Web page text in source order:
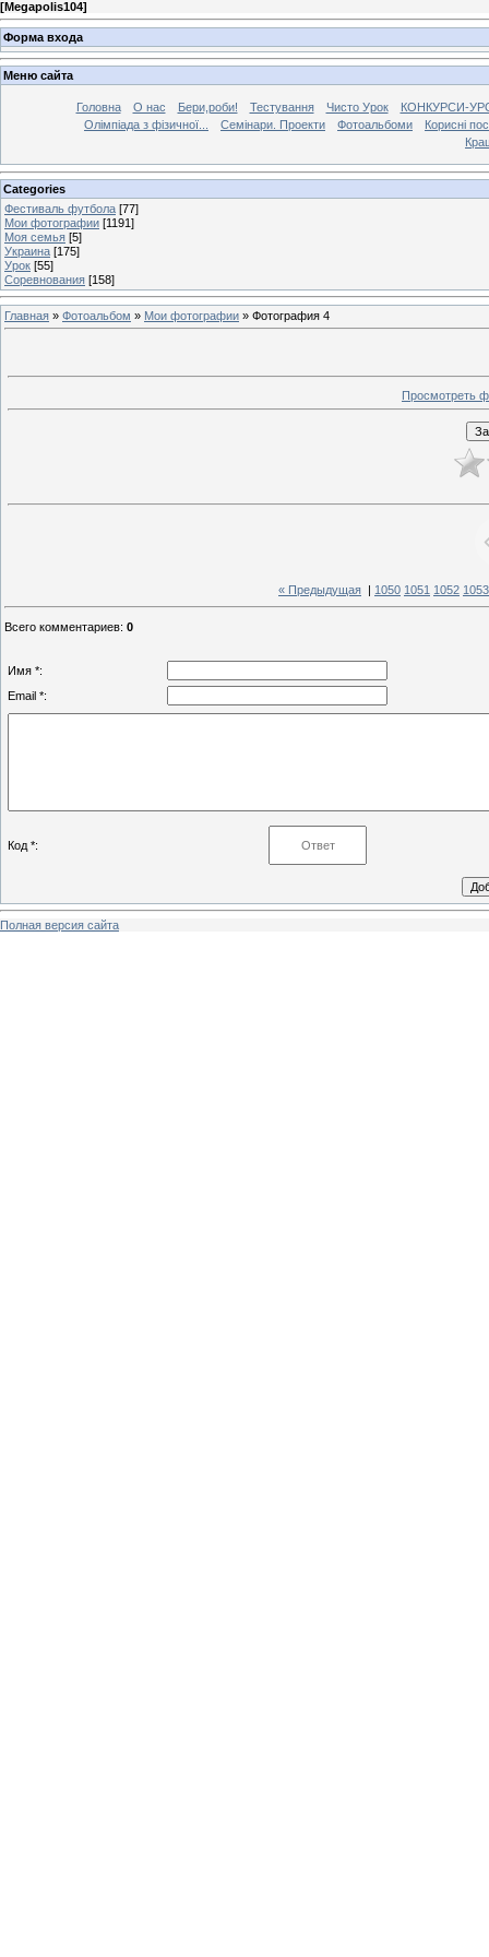
[Megapolis104]
Форма входа
Меню сайта
Головна О нас Бери,роби! Тестування Чисто Урок
КОНКУРСИ-
Олімпіада з фізичної...
Семінари. Проекти Фотоальбоми
Корисні
Categories
Фестиваль футбола [77]
Мои фотографии [1191]
Моя семья [5]
Украина [175]
Урок [55]
Соревнования [158]
Главная » Фотоальбом » Мои фотографии » Фотография 4
Просмотреть
« Предыдущая 1050 1051 1052 1053
Всего комментариев: 0
Имя *:
Email *:
Код *:
Полная версия сайта